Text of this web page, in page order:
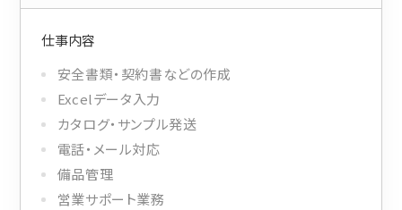
仕事内容
安全書類・契約書などの作成
Excelデータ入力
カタログ・サンプル発送
電話・メール対応
備品管理
営業サポート業務
〒154-0014
東京都世田谷区新町3-23-2
TEL：03-3420-8484
兵庫県尼崎市名神町1丁目14-23
TEL : 06-6480-7428